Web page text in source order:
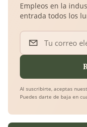
Empleos en la
entrada todos los
Tu correo
Al suscribirte, aceptas
Puedes darte de baja en